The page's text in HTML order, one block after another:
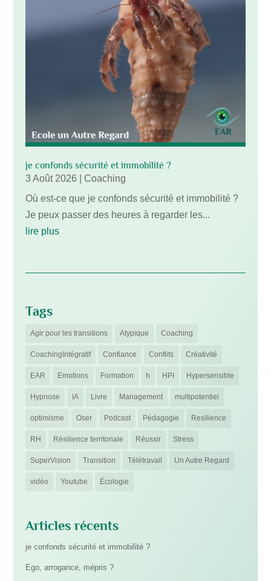
je confonds sécurité et immobilité ?
3 Août 2026
Coaching
Où est-ce que je confonds sécurité et immobilité ?
Je peux passer des heures à regarder les...
lire plus
Tags
Agir pour les transitions Atypique Coaching
CoachingIntégratif Confiance Conflits Créativité
EAR Emotions Formation h HPI Hypersensible
Hypnose IA Livre Management multipotentiel
optimisme Oser Podcast Pédagogie Resilience
RH Résilience territoriale Réussir Stress
SuperVision Transition Télétravail Un Autre Regard
vidéo Youtube Écologie
Articles récents
je confonds sécurité et immobilité ?
Ego, arrogance, mépris ?